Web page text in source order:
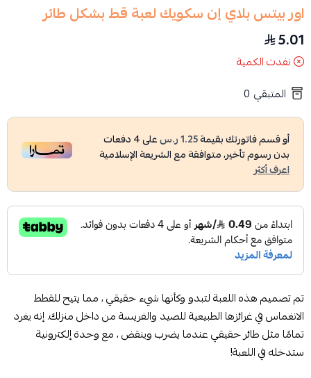
اور بيتس بلاي إن سكويك لعبة قط بشكل طائر
5.01
نفدت الكمية
المتبقي 0
أو قسم فاتورتك بقيمة1.25 ر.س على4دفعات
بدون رسوم تأخير، متوافقة مع الشريعة الإسلامية
اعرف أكثر
تم تصميم هذه اللعبة لتبدو وكأنها شيء حقيقي ، مما يتيح للقطط
الانغماس في غرائزها الطبيعية للصيد والفريسة من داخل منزلك. إنه يغرد
تمامًا مثل طائر حقيقي عندما يضرب وينقض ، مع وحدة إلكترونية
ستدخله في اللعبة!